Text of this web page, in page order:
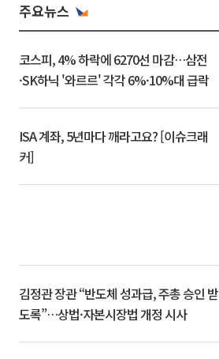
주요뉴스
코스피, 4% 하락에 6270선 마감…삼전
·SK하닉 '와르르' 각각 6%·10%대 급락
ISA 계좌, 5년마다 깨라고요? [이슈크래
커]
김정관 장관 “반도체 성과급, 주총 승인 받
도록”…상법·자본시장법 개정 시사